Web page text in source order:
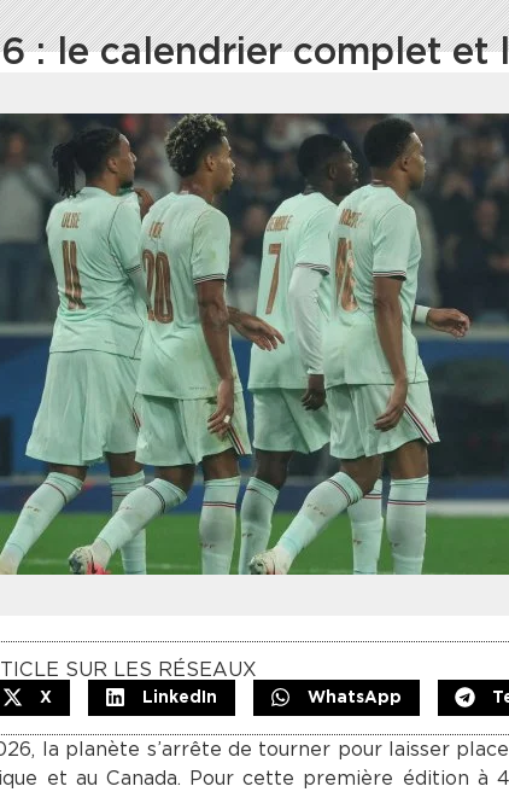
: le calendrier complet et
SUR LES RÉSEAUX
X LinkedIn WhatsApp
la planète s’arrête de tourner pour laisser
et au Canada. Pour cette première édition